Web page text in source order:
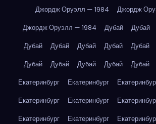
Джордж Оруэлл — 1984
Джордж
Джордж Оруэлл — 1984
Дубай Дубай
Дубай
Дубай Дубай Дубай Дубай
Дубай
Дубай Дубай Дубай Дубай
Екатеринбург
Екатеринбург
Екатеринбург
Екатеринбург
Екатеринбург
Екатеринбург